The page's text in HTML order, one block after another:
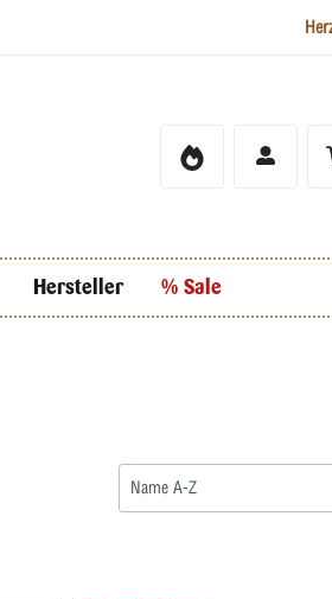
Hersteller % Sale